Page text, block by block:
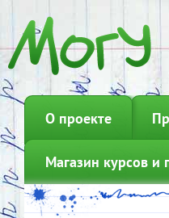
О проекте
Магазин курсов и